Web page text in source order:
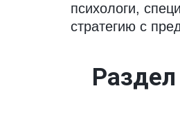
психологи,
стратегию с